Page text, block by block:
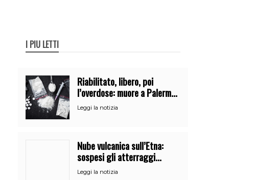
I PIÙ LETTI
Riabilitato, libero, poi
l’overdose: muore a Palermo
un mese dopo l’uscita dalla
comunità
Leggi la notizia
Nube vulcanica sull’Etna:
sospesi gli atterraggi
all’aeroporto di Catania
Leggi la notizia